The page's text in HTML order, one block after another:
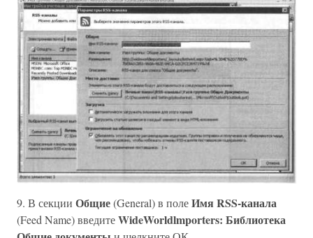
9. В секции Общие(General) в полеИмя RSS-канала
(Feed Name) введитеWideWorldlmporters: Библиотека